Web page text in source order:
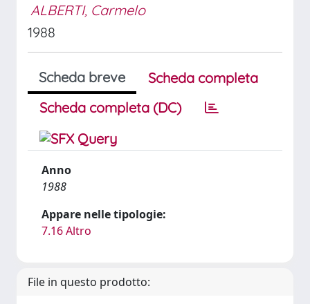
ALBERTI, Carmelo
1988
Scheda breve
Scheda completa
Scheda completa (DC)
Anno
1988
Appare nelle tipologie:
7.16 Altro
File in questo prodotto: